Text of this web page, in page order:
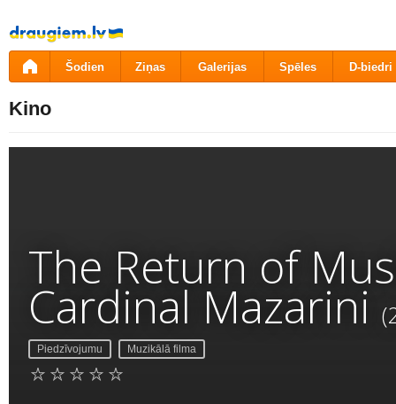
Pāriet
uz
saturu
Šodien Ziņas Galerijas Spēles D-biedri
Kino
The Return of
Cardinal Mazarini
Piedzīvojumu Muzikālā filma